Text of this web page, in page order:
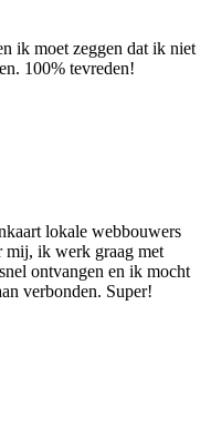
ik moet zeggen dat ik niet
100% tevreden!
lokale webbouwers
ik werk graag met
ontvangen en ik mocht
verbonden. Super!